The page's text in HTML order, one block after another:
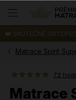
obsah
❤️ SKUTEČNÉ
Matrace Spirit
72
Matrace